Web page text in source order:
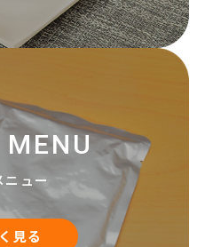
MENU
ュー
見る